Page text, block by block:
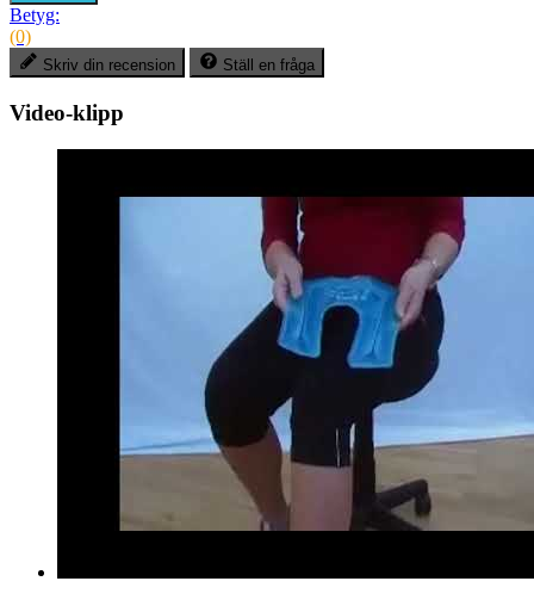
Betyg:
(0)
Skriv din recension Ställ en fråga
Video-klipp